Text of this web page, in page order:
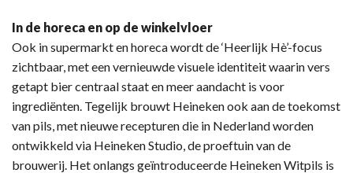
In de horeca en op de winkelvloer
Ook in supermarkt en horeca wordt de ‘Heerlijk Hè’-focus
zichtbaar, met een vernieuwde visuele identiteit waarin vers
getapt bier centraal staat en meer aandacht is voor
ingrediënten. Tegelijk brouwt Heineken ook aan de toekomst
van pils, met nieuwe recepturen die in Nederland worden
ontwikkeld via Heineken Studio, de proeftuin van de
brouwerij. Het onlangs geïntroduceerde Heineken Witpils is